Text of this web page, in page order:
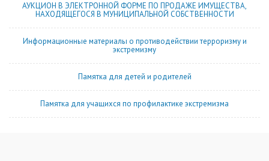
АУКЦИОН В ЭЛЕКТРОННОЙ ФОРМЕ ПО ПРОДАЖЕ ИМУЩЕСТВА,
НАХОДЯЩЕГОСЯ В МУНИЦИПАЛЬНОЙ СОБСТВЕННОСТИ
Информационные материалы о противодействии терроризму и
экстремизму
Памятка для детей и родителей
Памятка для учащихся по профилактике экстремизма